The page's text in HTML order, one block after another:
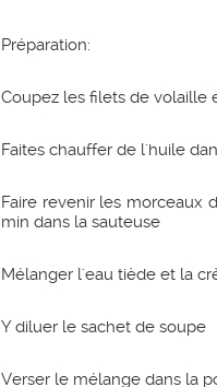
Préparation:
Coupez les filets de volaille
Faites chauffer de l'huile
Faire revenir les morceaux
min dans la sauteuse
Mélanger l'eau tiède et la
Y diluer le sachet de soupe
Verser le mélange dans la